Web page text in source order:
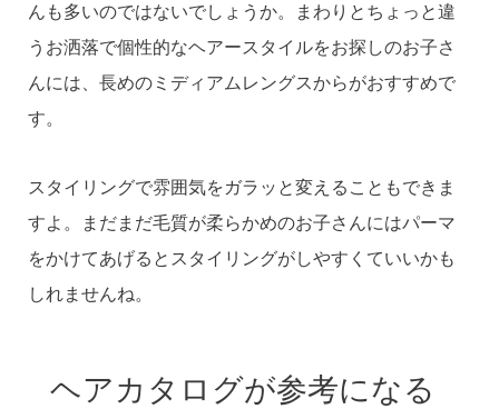
んも多いのではないでしょうか。まわりとちょっと違
うお洒落で個性的なヘアースタイルをお探しのお子さ
んには、長めのミディアムレングスからがおすすめで
す。
スタイリングで雰囲気をガラッと変えることもできま
すよ。まだまだ毛質が柔らかめのお子さんにはパーマ
をかけてあげるとスタイリングがしやすくていいかも
しれませんね。
ヘアカタログが参考になる